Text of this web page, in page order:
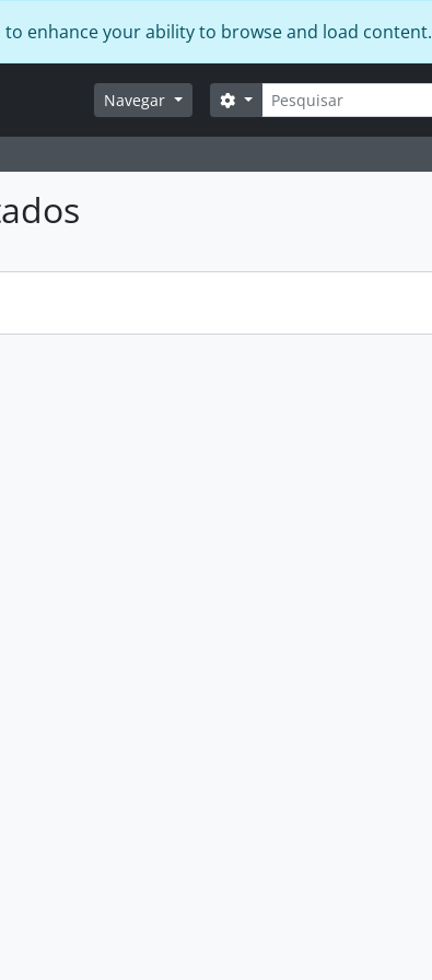
to enhance your ability to browse and load content.
Navegar Pesquisar
Opções de busca